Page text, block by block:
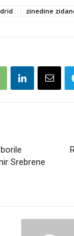
zinedine
Srebrene